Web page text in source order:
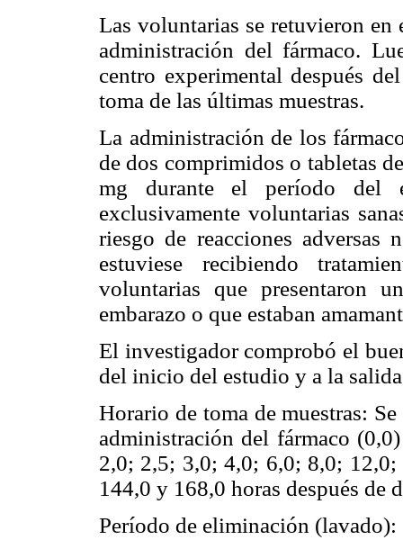
Las voluntarias se retuvieron en
administración del fármaco.
centro experimental después
toma de las últimas muestras.
La administración de los
de dos comprimidos o tabletas
mg durante el período del
exclusivamente voluntarias
riesgo de reacciones adversas
estuviese recibiendo
voluntarias que presentaron
embarazo o que estaban
El investigador comprobó el
del inicio del estudio y a la
Horario de toma de muestras:
administración del fármaco
2,0; 2,5; 3,0; 4,0; 6,0; 8,0;
144,0 y 168,0 horas después de
Período de eliminación (lavado):